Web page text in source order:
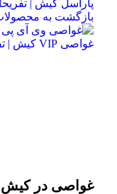
پاراسل کیش |
بازگشت به
غواصی VIP کیش | تفریحات دریایی کیش ♥
غواصی در کیش